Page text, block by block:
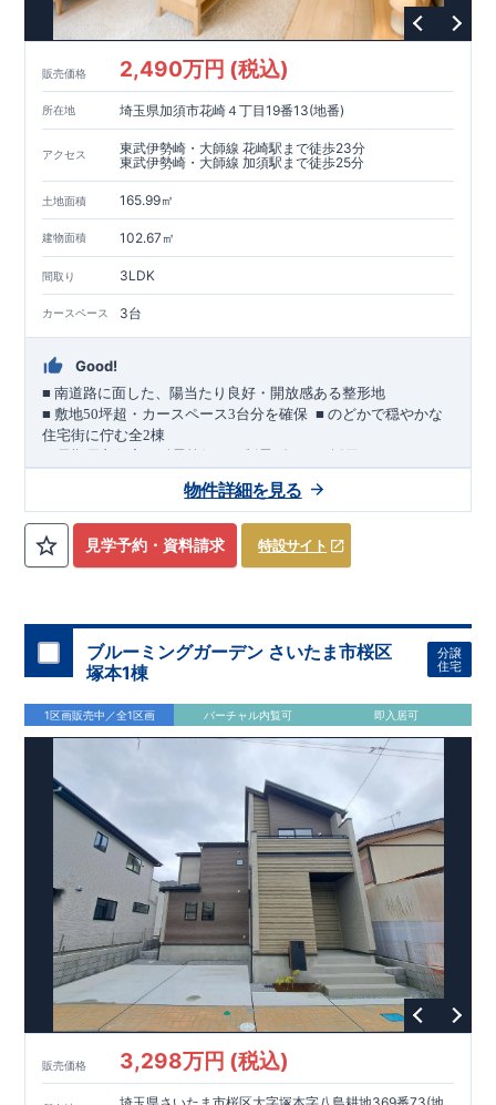
販売価格 2,490万円 (税込)
所在地 埼玉県加須市花崎４丁目19番13(地番)
アクセス
東武伊勢崎・大師線 花崎駅まで徒歩23分
東武伊勢崎・大師線 加須駅まで徒歩25分
土地面積 165.99㎡
建物面積 102.67㎡
間取り 3LDK
カースペース 3台
Good!
■南道路に面した、陽当たり良好・開放感ある整形地
■敷地50坪超・カースペース3台分を確保 ​■のどかで穏やかな
住宅街に佇む全2棟
（長期優良住宅／耐震等級３・制震ダンパー採用）
たりに恵まれた立地。
あり、
採光・通風・プライバシー性にも配慮した敷地計画で
す。
加須 徒歩13分
間取りのポイント
■ 1
号棟 LDK約19.5 帖 のゆとりあるリビング
​陽当たりよく開放
感があります。
■共通
・主寝室は将来仕切れる可変型プラン ・2階洋室2部屋にウォー
クインクローゼット設置
太陽光発電（フラットプラン）採用 月額サービス料
ホテルライクで実用的な洗面空間 （オープンサニタリーirodori
詳細ページへ）
家計にやさしい住宅性能
長期優良住宅 住宅ローン控除額の優遇、 固定資産税の減額期間
延長など 税制面でのメリットが受けられます。
耐震等級 ３ ＋制震ダンパー 建築基準法の1.5倍の耐震性。 地震保
険の割引（最大50％）対象です。
現地のご案内・資料請求 受付中​ ​■完成済みにつき、​実際の
建物・設備・間取りを​ 現地にてご確認いただけます。 ​
TEL
0120-44-1081
（9:30 18:30／火水曜休み）
スマートフォンで見やすい特設サイトはこちら
見学予約・資料請求 特設サイト
物件詳細を見る
ブルーミングガーデン さいたま市桜区
塚本1棟
分譲
住宅
1区画販売中／全1区画 バーチャル内覧可 即入居可
販売価格 3,298万円 (税込)